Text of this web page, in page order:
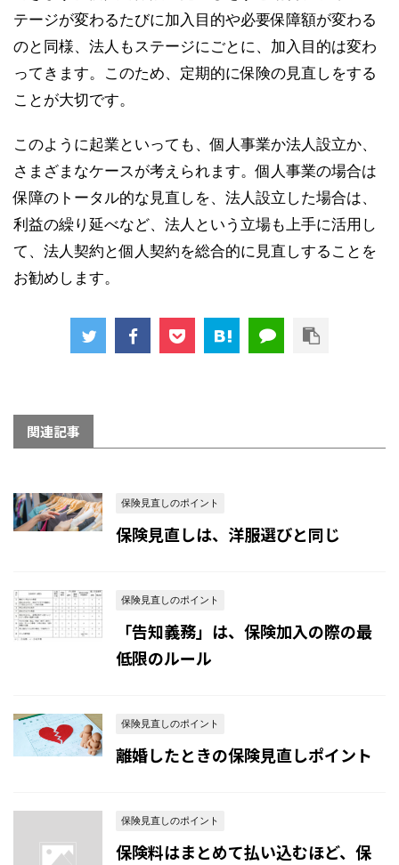
テージが変わるたびに加入目的や必要保障額が変わる
のと同様、法人もステージにごとに、加入目的は変わ
ってきます。このため、定期的に保険の見直しをする
ことが大切です。
このように起業といっても、個人事業か法人設立か、
さまざまなケースが考えられます。個人事業の場合は
保障のトータル的な見直しを、法人設立した場合は、
利益の繰り延べなど、法人という立場も上手に活用し
て、法人契約と個人契約を総合的に見直しすることを
お勧めします。
関連記事
保険見直しのポイント
保険見直しは、洋服選びと同じ
保険見直しのポイント
「告知義務」は、保険加入の際の最
低限のルール
保険見直しのポイント
離婚したときの保険見直しポイント
保険見直しのポイント
保険料はまとめて払い込むほど、保